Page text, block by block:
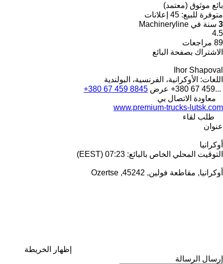
بائع موثوق (معتمد)
متوفرة للبيع: 45 إعلانات
3 سنة في Machineryline
4.5
89 مراجعات
الاشتراك بصفحة البائع
Ihor Shapoval
اللغات: الأوكرانية، الفرنسية، البولندية
+380 67 459... عرض +380 67 459 8845
معاودة الاتصال بي
www.premium-trucks-lutsk.com
طلب لقاء
عنوان
أوكرانيا
التوقيت المحلي الخاص بالبائع: 07:23 (EEST)
أوكرانيا, مقاطعة فولين, 45242, Ozertse
إظهار الخريطة
إرسال الرسالة